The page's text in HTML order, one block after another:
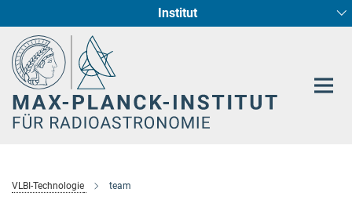
Institut
Radioastronomische Fundamentalphysik
Sternentstehung und Galaxienentwicklung
VLBI-Technologie team